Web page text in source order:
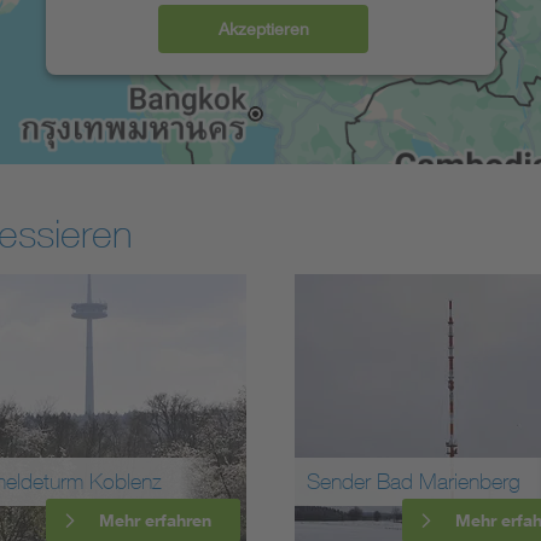
Akzeptieren
Koblenz
Mehr erfahren
Sender Bad Marienberg
Mehr